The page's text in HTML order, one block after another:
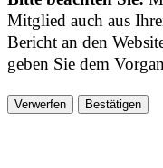
Mitglied auch aus
Bericht an den
geben Sie dem
Bestätigen